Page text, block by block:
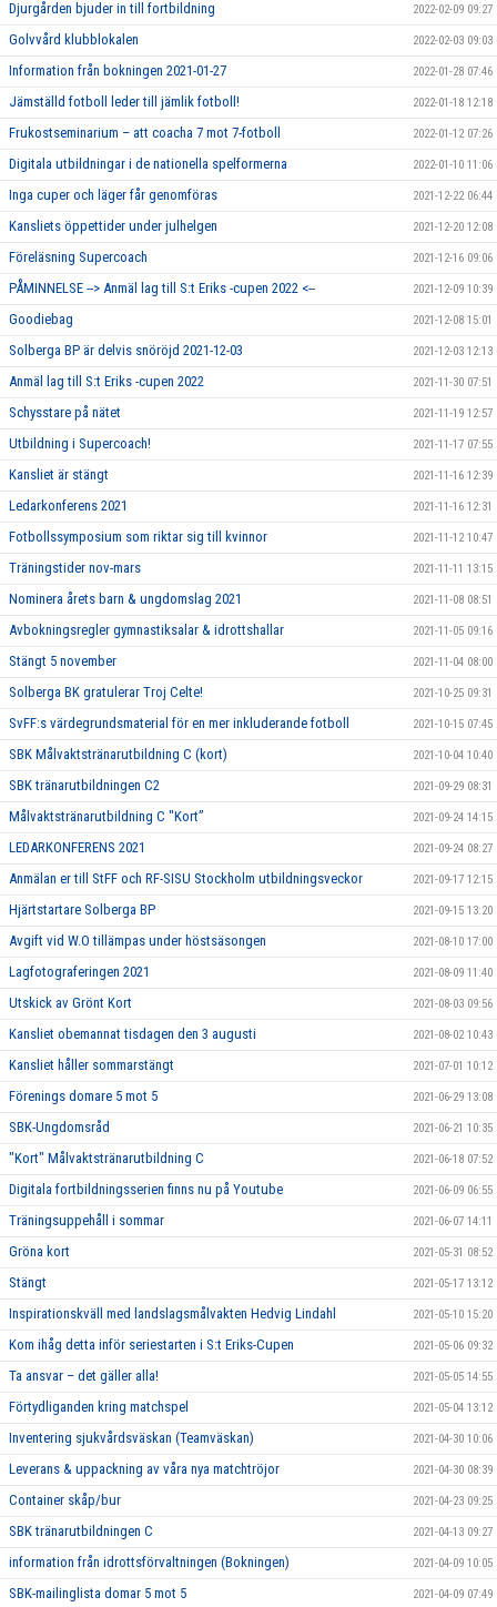
Djurgården bjuder in till fortbildning 2022-02-09 09:27
Golvvård klubblokalen 2022-02-03 09:03
Information från bokningen 2021-01-27 2022-01-28 07:46
Jämställd fotboll leder till jämlik fotboll! 2022-01-18 12:18
Frukostseminarium – att coacha 7 mot 7-fotboll 2022-01-12 07:26
Digitala utbildningar i de nationella spelformerna 2022-01-10 11:06
Inga cuper och läger får genomföras 2021-12-22 06:44
Kansliets öppettider under julhelgen 2021-12-20 12:08
Föreläsning Supercoach 2021-12-16 09:06
PÅMINNELSE --> Anmäl lag till S:t Eriks -cupen 2022 <-- 2021-12-09 10:39
Goodiebag 2021-12-08 15:01
Solberga BP är delvis snöröjd 2021-12-03 2021-12-03 12:13
Anmäl lag till S:t Eriks -cupen 2022 2021-11-30 07:51
Schysstare på nätet 2021-11-19 12:57
Utbildning i Supercoach! 2021-11-17 07:55
Kansliet är stängt 2021-11-16 12:39
Ledarkonferens 2021 2021-11-16 12:31
Fotbollssymposium som riktar sig till kvinnor 2021-11-12 10:47
Träningstider nov-mars 2021-11-11 13:15
Nominera årets barn & ungdomslag 2021 2021-11-08 08:51
Avbokningsregler gymnastiksalar & idrottshallar 2021-11-05 09:16
Stängt 5 november 2021-11-04 08:00
Solberga BK gratulerar Troj Celte! 2021-10-25 09:31
SvFF:s värdegrundsmaterial för en mer inkluderande fotboll 2021-10-15 07:45
SBK Målvaktstränarutbildning C (kort) 2021-10-04 10:40
SBK tränarutbildningen C2 2021-09-29 08:31
Målvaktstränarutbildning C "Kort” 2021-09-24 14:15
LEDARKONFERENS 2021 2021-09-24 08:27
Anmälan er till StFF och RF-SISU Stockholm utbildningsveckor 2021-09-17 12:15
Hjärtstartare Solberga BP 2021-09-15 13:20
Avgift vid W.O tillämpas under höstsäsongen 2021-08-10 17:00
Lagfotograferingen 2021 2021-08-09 11:40
Utskick av Grönt Kort 2021-08-03 09:56
Kansliet obemannat tisdagen den 3 augusti 2021-08-02 10:43
Kansliet håller sommarstängt 2021-07-01 10:12
Förenings domare 5 mot 5 2021-06-29 13:08
SBK-Ungdomsråd 2021-06-21 10:35
"Kort" Målvaktstränarutbildning C 2021-06-18 07:52
Digitala fortbildningsserien finns nu på Youtube 2021-06-09 06:55
Träningsuppehåll i sommar 2021-06-07 14:11
Gröna kort 2021-05-31 08:52
Stängt 2021-05-17 13:12
Inspirationskväll med landslagsmålvakten Hedvig Lindahl 2021-05-10 15:20
Kom ihåg detta inför seriestarten i S:t Eriks-Cupen 2021-05-06 09:32
Ta ansvar – det gäller alla! 2021-05-05 14:55
Förtydliganden kring matchspel 2021-05-04 13:12
Inventering sjukvårdsväskan (Teamväskan) 2021-04-30 10:06
Leverans & uppackning av våra nya matchtröjor 2021-04-30 08:39
Container skåp/bur 2021-04-23 09:25
SBK tränarutbildningen C 2021-04-13 09:27
information från idrottsförvaltningen (Bokningen) 2021-04-09 10:05
SBK-mailinglista domar 5 mot 5 2021-04-09 07:49